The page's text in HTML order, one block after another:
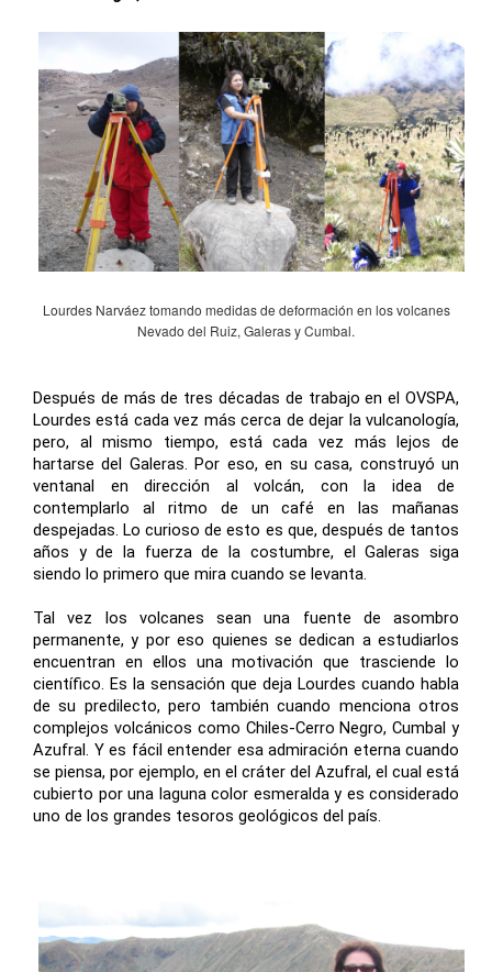
Lourdes Narváez tomando medidas de deformación en los volcanes
Nevado del Ruiz, Galeras y Cumbal.
Después de más de tres décadas de trabajo en el OVSPA,
Lourdes está cada vez más cerca de dejar la vulcanología,
pero, al mismo tiempo, está cada vez más lejos de
hartarse del Galeras. Por eso, en su casa, construyó un
ventanal en dirección al volcán, con la idea de
contemplarlo al ritmo de un café en las mañanas
despejadas. Lo curioso de esto es que, después de tantos
años y de la fuerza de la costumbre, el Galeras siga
siendo lo primero que mira cuando se levanta.
Tal vez los volcanes sean una fuente de asombro
permanente, y por eso quienes se dedican a estudiarlos
encuentran en ellos una motivación que trasciende lo
científico. Es la sensación que deja Lourdes cuando habla
de su predilecto, pero también cuando menciona otros
complejos volcánicos como Chiles-Cerro Negro, Cumbal y
Azufral. Y es fácil entender esa admiración eterna cuando
se piensa, por ejemplo, en el cráter del Azufral, el cual está
cubierto por una laguna color esmeralda y es considerado
uno de los grandes tesoros geológicos del país.